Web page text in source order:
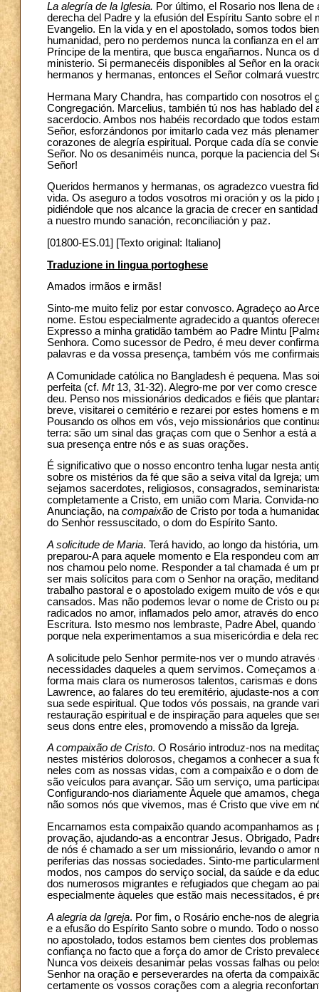
La alegría de la Iglesia. Por último, el Rosario nos llena
derecha del Padre y la efusión del Espíritu Santo sobre
Evangelio. En la vida y en el apostolado, somos todos
humanidad, pero no perdemos nunca la confianza en el
Príncipe de la mentira, que busca engañarnos. Nunca
ministerio. Si permanecéis disponibles al Señor en la
hermanos y hermanas, entonces el Señor colmará
Hermana Mary Chandra, has compartido con nosotros
Congregación. Marcelius, también tú nos has hablado
sacerdocio. Ambos nos habéis recordado que todos
Señor, esforzándonos por imitarlo cada vez más
corazones de alegría espiritual. Porque cada día se
Señor. No os desaniméis nunca, porque la paciencia del
Señor!
Queridos hermanos y hermanas, os agradezco vuestra
vida. Os aseguro a todos vosotros mi oración y os la
pidiéndole que nos alcance la gracia de crecer en
a nuestro mundo sanación, reconciliación y paz.
[01800-ES.01] [Texto original: Italiano]
Traduzione in lingua portoghese
Amados irmãos e irmãs!
Sinto-me muito feliz por estar convosco. Agradeço ao
nome. Estou especialmente agradecido a quantos
Expresso a minha gratidão também ao Padre Mintu
Senhora. Como sucessor de Pedro, é meu dever
palavras e da vossa presença, também vós me
A Comunidade católica no Bangladesh é pequena. Mas
perfeita (cf. Mt13, 31-32). Alegro-me por ver como
deu. Penso nos missionários dedicados e fiéis que
breve, visitarei o cemitério e rezarei por estes homens e
Pousando os olhos em vós, vejo missionários que
terra: são um sinal das graças com que o Senhor a está
sua presença entre nós e as suas orações.
É significativo que o nosso encontro tenha lugar nesta
sobre os mistérios da fé que são a seiva vital da Igreja;
sejamos sacerdotes, religiosos, consagrados,
completamente a Cristo, em união com Maria. Convida-
Anunciação, nacompaixão de Cristo por toda a
do Senhor ressuscitado, o dom do Espírito Santo.
A solicitude de Maria. Terá havido, ao longo da história,
preparou-A para aquele momento e Ela respondeu com
nos chamou pelo nome. Responder a tal chamada é um
ser mais solícitos para com o Senhor na oração,
trabalho pastoral e o apostolado exigem muito de vós e
cansados. Mas não podemos levar o nome de Cristo ou
radicados no amor, inflamados pelo amor, através do
Escritura. Isto mesmo nos lembraste, Padre Abel,
porque nela experimentamos a sua misericórdia e dela
A solicitude pelo Senhor permite-nos ver o mundo
necessidades daqueles a quem servimos. Começamos
forma mais clara os numerosos talentos, carismas e
Lawrence, ao falares do teu eremitério, ajudaste-nos a
sua sede espiritual. Que todos vós possais, na grande
restauração espiritual e de inspiração para aqueles que
seus dons entre eles, promovendo a missão da Igreja.
A compaixão de Cristo. O Rosário introduz-nos na
nestes mistérios dolorosos, chegamos a conhecer a sua
neles com as nossas vidas, com a compaixão e o dom
são veículos para avançar. São um serviço, uma
Configurando-nos diariamente Àquele que amamos,
não somos nós que vivemos, mas é Cristo que vive em
Encarnamos esta compaixão quando acompanhamos
provação, ajudando-as a encontrar Jesus. Obrigado,
de nós é chamado a ser um missionário, levando o
periferias das nossas sociedades. Sinto-me
modos, nos campos do serviço social, da saúde e da
dos numerosos migrantes e refugiados que chegam ao
especialmente àqueles que estão mais necessitados, é
A alegria da Igreja. Por fim, o Rosário enche-nos de
e a efusão do Espírito Santo sobre o mundo. Todo o
no apostolado, todos estamos bem cientes dos
confiança no facto que a força do amor de Cristo
Nunca vos deixeis desanimar pelas vossas falhas ou
Senhor na oração e perseverardes na oferta da
certamente os vossos corações com a alegria